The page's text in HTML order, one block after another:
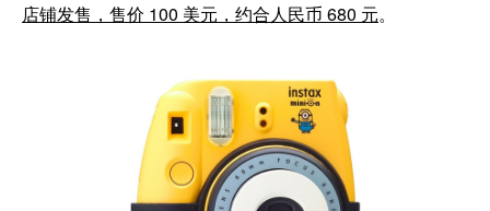
店铺发售，售价 100 美元，约合人民币 680 元。